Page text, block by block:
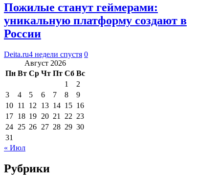
Пожилые станут геймерами:
уникальную платформу создают в
России
Deita.ru4 недели спустя 0
Август 2026
Пн Вт Ср Чт Пт Сб Вс
1
2
3
4 5 6 7 8
9
10 11 12 13 14 15 16
17 18 19 20 21 22 23
24 25 26 27 28 29 30
31
« Июл
Рубрики